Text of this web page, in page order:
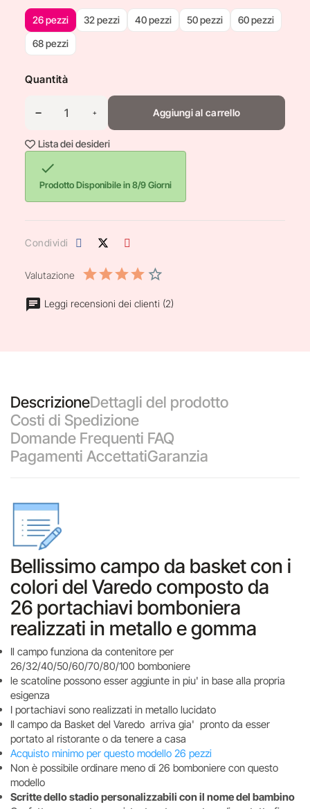
26 pezzi 32 pezzi 40 pezzi 50 pezzi
60 pezzi
68 pezzi
Quantità
Aggiungi al carrello
Lista dei desideri

Prodotto Disponibile in 8/9 Giorni
Condividi
Valutazione
Leggi recensioni dei clienti (2)
DescrizioneDettagli del prodotto
Costi di Spedizione
Domande Frequenti FAQ
Pagamenti AccettatiGaranzia
Bellissimo campo da basket con i
colori del Varedo composto da
26 portachiavi bomboniera
realizzati in metallo e gomma
Il campo funziona da contenitore per
26/32/40/50/60/70/80/100 bomboniere
le scatoline possono esser aggiunte in piu' in base alla propria
esigenza
I portachiavi sono realizzati in metallo lucidato
Il campo da Basket del Varedo arriva gia' pronto da esser
portato al ristorante o da tenere a casa
Acquisto minimo per questo modello 26 pezzi
Non è possibile ordinare meno di 26 bomboniere con questo
modello
Scritte dello stadio personalizzabili con il nome del bambino